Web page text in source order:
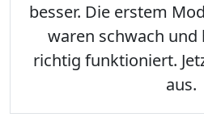
besser. Die erstem
waren schwach
richtig funktioniert.
aus.